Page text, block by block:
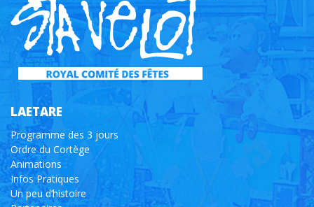
LAETARE
Programme des 3 jours
Ordre du Cortège
Animations
Infos Pratiques
Un peu d’histoire